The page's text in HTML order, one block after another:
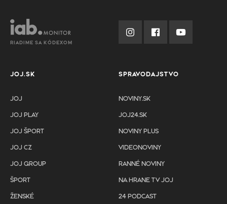
RIADIME SA KÓDEXOM
JOJ.SK
JOJ
JOJ PLAY
JOJ ŠPORT
JOJ CZ
JOJ GROUP
ŠPORT
ŽENSKÉ
SPRAVODAJSTVO
NOVINY.SK
JOJ24.SK
NOVINY PLUS
VIDEONOVINY
RANNÉ NOVINY
NA HRANE TV JOJ
24 PODCAST